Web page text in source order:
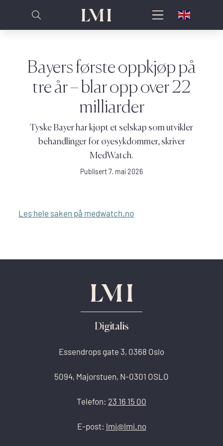
Bayers første oppkjøp på
tre år – blar opp over 22
milliarder
Tyske Bayer har kjøpt et selskap som utvikler
behandlinger for øyesykdommer, skriver
MedWatch.
Publisert 7. mai 2026
Les hele saken på medwatch.no
Digitalis
Essendrops gate 3, 0368 Oslo
5094, Majorstuen, N-0301 OSLO
Telefon: 23 16 15 00
E-post: lmi@lmi.no